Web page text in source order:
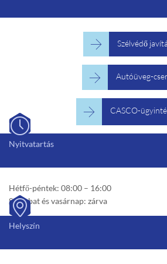
 Szélvédő
 Autóüveg-
 CASCO-

Nyitvatartás
Hétfő-péntek: 08:00 – 16:00
Szombat és vasárnap: zárva

Helyszín